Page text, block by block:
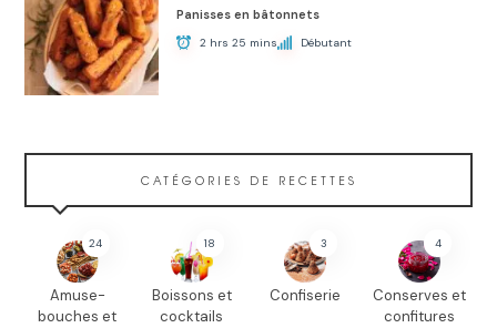
Panisses en bâtonnets
2 hrs 25 mins Débutant
CATÉGORIES DE RECETTES
24
Amuse-
bouches et
18
Boissons et
cocktails
3
Confiserie
4
Conserves et
confitures